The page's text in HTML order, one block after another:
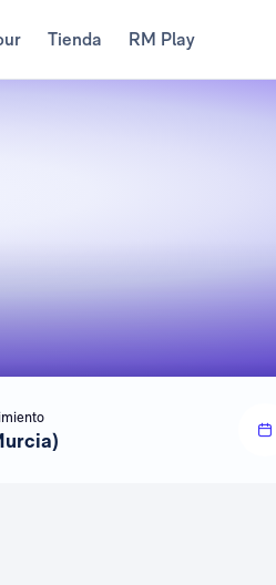
Tienda RM Play